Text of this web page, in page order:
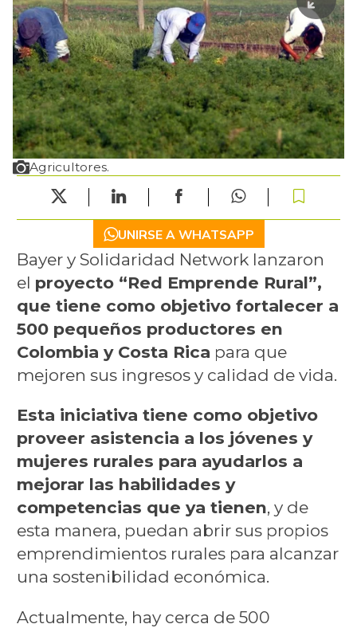
Agricultores.
UNIRSE A WHATSAPP
Bayer y Solidaridad Network lanzaron
el proyecto “Red Emprende Rural”,
que tiene como objetivo fortalecer a
500 pequeños productores en
Colombia y Costa Rica para que
mejoren sus ingresos y calidad de vida.
Esta iniciativa tiene como objetivo
proveer asistencia a los jóvenes y
mujeres rurales para ayudarlos a
mejorar las habilidades y
competencias que ya tienen, y de
esta manera, puedan abrir sus propios
emprendimientos rurales para alcanzar
una sostenibilidad económica.
Actualmente, hay cerca de 500